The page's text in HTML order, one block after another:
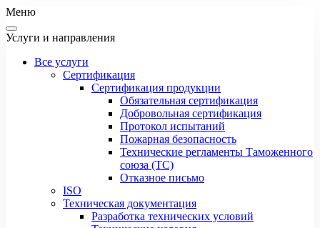
Меню
Услуги и направления
Все услуги
Сертификация
Сертификация продукции
Обязательная сертификация
Добровольная сертификация
Протокол испытаний
Пожарная безопасность
Технические регламенты Таможенного
союза (ТС)
Отказное письмо
ISO
Техническая документация
Разработка технических условий